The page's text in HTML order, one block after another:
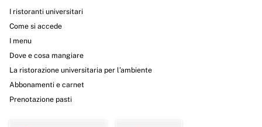
I ristoranti universitari
Come si accede
I menu
Dove e cosa mangiare
La ristorazione universitaria per l’ambiente
Abbonamenti e carnet
Prenotazione pasti